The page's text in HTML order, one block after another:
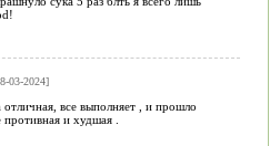
03-2024]
все выполняет , и прошло
и худшая .